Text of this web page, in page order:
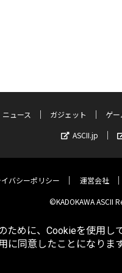
ニュース ガジェット ゲー
ASCII.jp
バシーポリシー 運営会社
©KADOKAWA ASCII
めに、Cookieを使用し
に同意したことになりま